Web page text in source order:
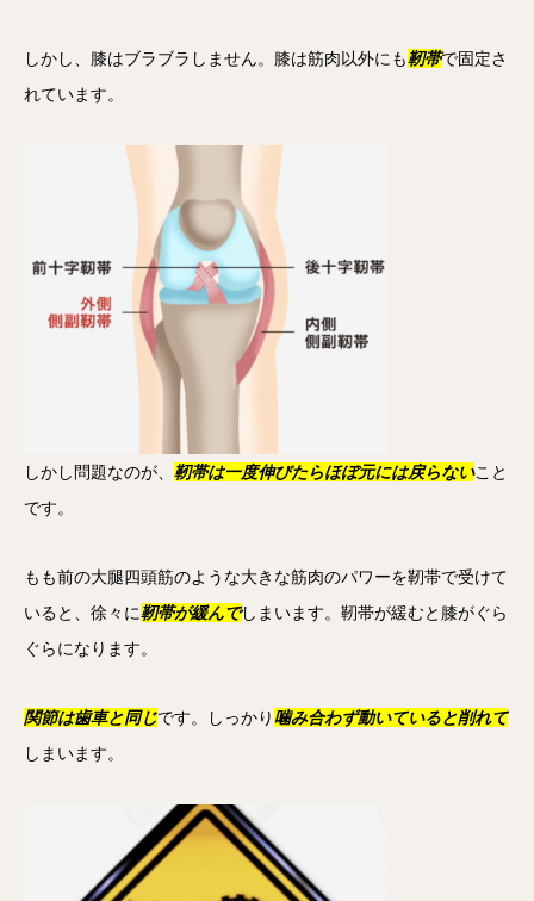
しかし、膝はブラブラしません。膝は筋肉以外にも靭帯で固定さ
れています。
しかし問題なのが、 靭帯は一度伸びたらほぼ元には戻らないこと
です。
もも前の大腿四頭筋のような大きな筋肉のパワーを靭帯で受けて
いると、徐々に靭帯が緩んでしまいます。靭帯が緩むと膝がぐら
ぐらになります。
関節は歯車と同じです。しっかり 噛み合わず動いていると削れて
しまいます。